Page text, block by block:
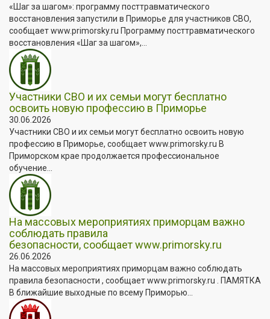
«Шаг за шагом»: программу посттравматического
восстановления запустили в Приморье для участников СВО,
сообщает www.primorsky.ru Программу посттравматического
восстановления «Шаг за шагом»,...
Участники СВО и их семьи могут бесплатно
освоить новую профессию в Приморье
30.06.2026
Участники СВО и их семьи могут бесплатно освоить новую
профессию в Приморье, сообщает www.primorsky.ru В
Приморском крае продолжается профессиональное
обучение...
На массовых мероприятиях приморцам важно
соблюдать правила
безопасности, сообщает www.primorsky.ru
26.06.2026
На массовых мероприятиях приморцам важно соблюдать
правила безопасности , сообщает www.primorsky.ru . ПАМЯТКА
В ближайшие выходные по всему Приморью...